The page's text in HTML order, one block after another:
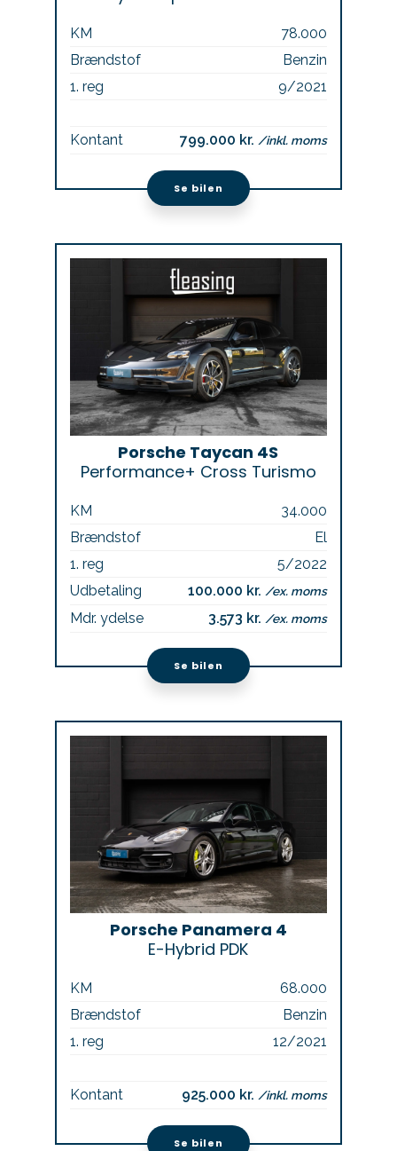
KM
78.000
Brændstof
Benzin
1. reg
9/2021
Kontant 799.000 kr./inkl. moms
Se bilen
Porsche Taycan 4S
Performance+ Cross Turismo
KM
34.000
Brændstof
El
1. reg
5/2022
Udbetaling
100.000 kr./ex. moms
Mdr. ydelse 3.573 kr./ex. moms
Se bilen
Porsche Panamera 4
E-Hybrid PDK
KM
68.000
Brændstof
Benzin
1. reg
12/2021
Kontant 925.000 kr./inkl. moms
Se bilen